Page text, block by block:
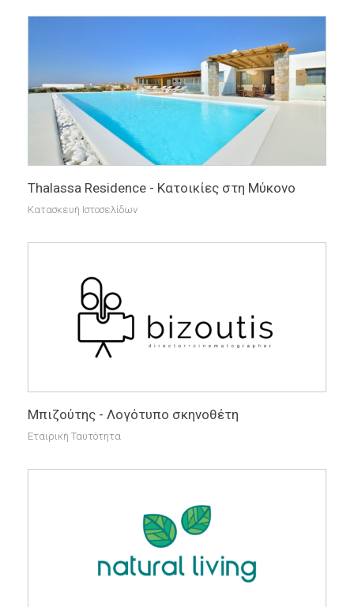
Thalassa Residence - Κατοικίες στη Μύκονο
Κατασκευή Ιστοσελίδων
Μπιζούτης - Λογότυπο σκηνοθέτη
Εταιρική Ταυτότητα